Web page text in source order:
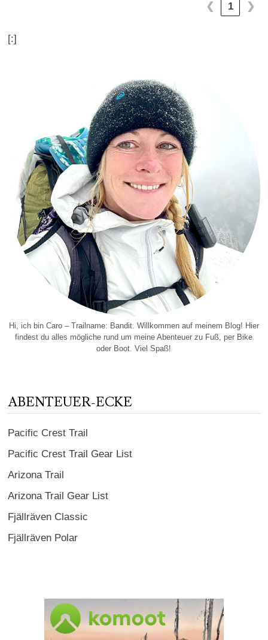
❮ 1 ❯
[:]
Hi, ich bin Caro – Trailname: Bandit. Willkommen auf meinem Blog! Hier
findest du alles mögliche rund um meine Abenteuer zu Fuß, per Bike
oder Boot. Viel Spaß!
ABENTEUER-ECKE
Pacific Crest Trail
Pacific Crest Trail Gear List
Arizona Trail
Arizona Trail Gear List
Fjällräven Classic
Fjällräven Polar